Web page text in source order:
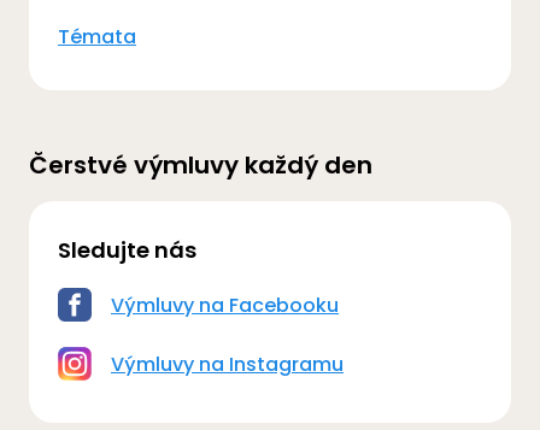
Témata
Čerstvé výmluvy každý den
Sledujte nás
Výmluvy na Facebooku
Výmluvy na Instagramu